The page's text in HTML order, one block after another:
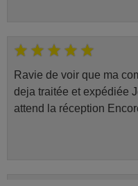
Ravie de voir que ma
deja traitée et expédiée
attend la réception